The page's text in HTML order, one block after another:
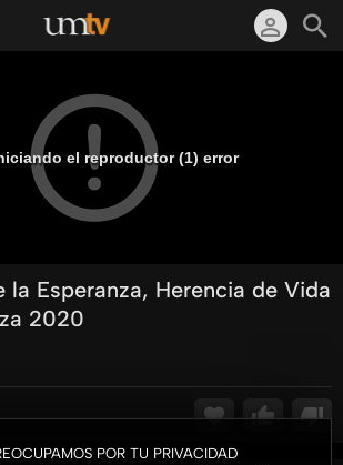
POR TU PRIVACIDAD
el reproductor (1) error
la Esperanza, Herencia de Vida
2020